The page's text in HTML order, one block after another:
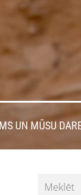
UN MŪSU